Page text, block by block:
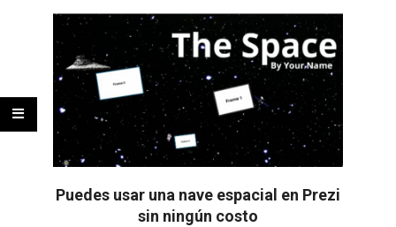
Puedes usar una nave espacial en Prezi
sin ningún costo